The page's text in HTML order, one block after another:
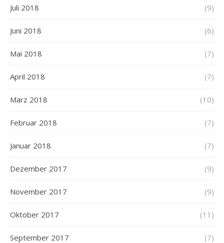
Juli 2018 (9)
Juni 2018 (6)
Mai 2018 (7)
April 2018 (7)
März 2018 (10)
Februar 2018 (7)
Januar 2018 (7)
Dezember 2017 (9)
November 2017 (9)
Oktober 2017 (11)
September 2017 (7)